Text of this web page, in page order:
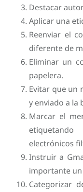
Destacar
Aplicar una
Reenviar el
diferente de
Eliminar un
papelera.
Evitar que un
y enviado a la
Marcar el
etiquetando
electrónicos
Instruir a
importante
Categorizar